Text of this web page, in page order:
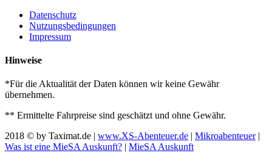
Datenschutz
Nutzungsbedingungen
Impressum
Hinweise
*Für die Aktualität der Daten können wir keine Gewähr
übernehmen.
** Ermittelte Fahrpreise sind geschätzt und ohne Gewähr.
2018 © by Taximat.de | www.XS-Abenteuer.de | Mikroabenteuer|
Was ist eine MieSA Auskunft? | MieSA Auskunft